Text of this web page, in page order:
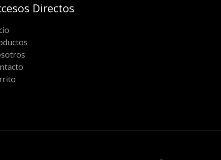
Directos